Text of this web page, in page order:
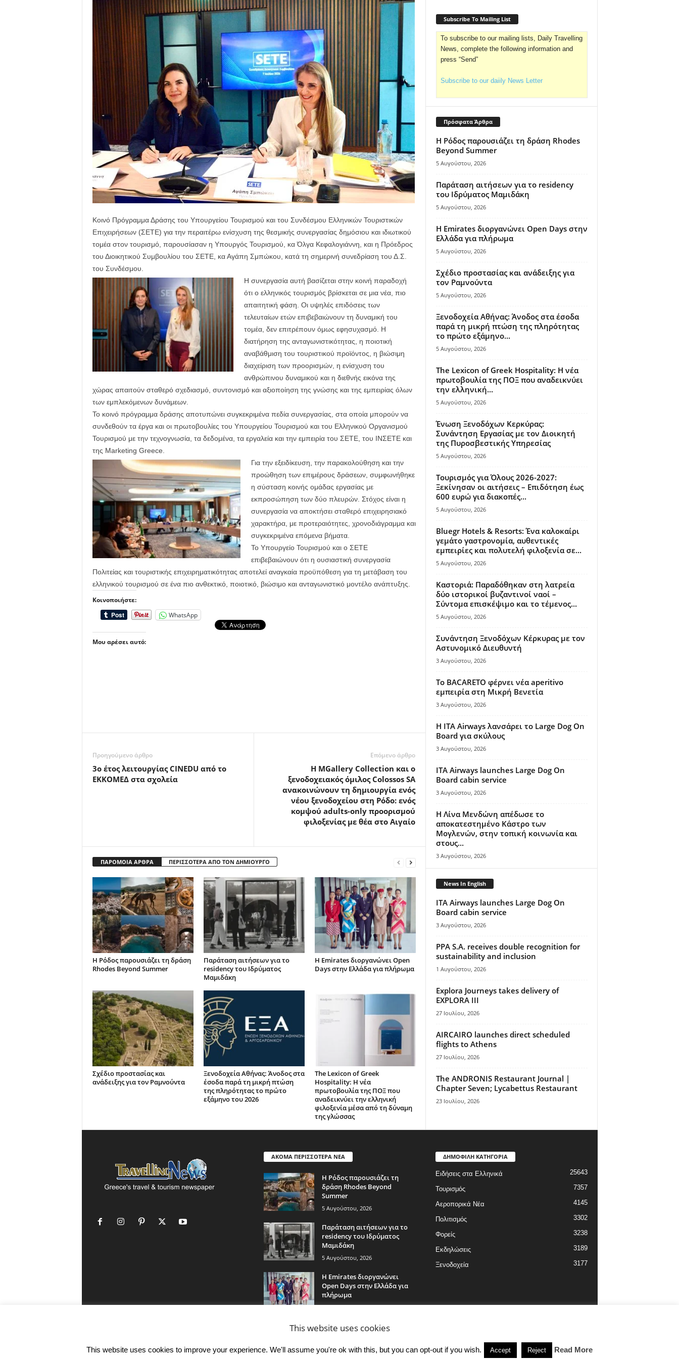
Κοινό Πρόγραμμα Δράσης του Υπουργείου Τουρισμού και του Συνδέσμου Ελληνικών Τουριστικών
Επιχειρήσεων (ΣΕΤΕ) για την περαιτέρω ενίσχυση της θεσμικής συνεργασίας δημόσιου και ιδιωτικού
τομέα στον τουρισμό, παρουσίασαν η Υπουργός Τουρισμού, κα Όλγα Κεφαλογιάννη, και η Πρόεδρος
του Διοικητικού Συμβουλίου του ΣΕΤΕ, κα Αγάπη Σμπώκου, κατά τη σημερινή συνεδρίαση του Δ.Σ.
του Συνδέσμου.
Η συνεργασία αυτή βασίζεται στην κοινή παραδοχή
ότι ο ελληνικός τουρισμός βρίσκεται σε μια νέα, πιο
απαιτητική φάση. Οι υψηλές επιδόσεις των
τελευταίων ετών επιβεβαιώνουν τη δυναμική του
τομέα, δεν επιτρέπουν όμως εφησυχασμό. Η
διατήρηση της ανταγωνιστικότητας, η ποιοτική
αναβάθμιση του τουριστικού προϊόντος, η βιώσιμη
διαχείριση των προορισμών, η ενίσχυση του
ανθρώπινου δυναμικού και η διεθνής εικόνα της
χώρας απαιτούν σταθερό σχεδιασμό, συντονισμό και αξιοποίηση της γνώσης και της εμπειρίας όλων
των εμπλεκόμενων δυνάμεων.
Το κοινό πρόγραμμα δράσης αποτυπώνει συγκεκριμένα πεδία συνεργασίας, στα οποία μπορούν να
συνδεθούν τα έργα και οι πρωτοβουλίες του Υπουργείου Τουρισμού και του Ελληνικού Οργανισμού
Τουρισμού με την τεχνογνωσία, τα δεδομένα, τα εργαλεία και την εμπειρία του ΣΕΤΕ, του ΙΝΣΕΤΕ και
της Marketing Greece.
Για την εξειδίκευση, την παρακολούθηση και την
προώθηση των επιμέρους δράσεων, συμφωνήθηκε
η σύσταση κοινής ομάδας εργασίας με
εκπροσώπηση των δύο πλευρών. Στόχος είναι η
συνεργασία να αποκτήσει σταθερό επιχειρησιακό
χαρακτήρα, με προτεραιότητες, χρονοδιάγραμμα και
συγκεκριμένα επόμενα βήματα.
Το Υπουργείο Τουρισμού και ο ΣΕΤΕ
επιβεβαιώνουν ότι η ουσιαστική συνεργασία
Πολιτείας και τουριστικής επιχειρηματικότητας αποτελεί αναγκαία προϋπόθεση για τη μετάβαση του
ελληνικού τουρισμού σε ένα πιο ανθεκτικό, ποιοτικό, βιώσιμο και ανταγωνιστικό μοντέλο ανάπτυξης.
Κοινοποιήστε:
WhatsApp
Μου αρέσει αυτό:
Προηγούμενο άρθρο
3ο έτος λειτουργίας CINEDU από το
ΕΚΚΟΜΕΔ στα σχολεία
Επόμενο άρθρο
Η MGallery Collection και ο
ξενοδοχειακός όμιλος Colossos SA
ανακοινώνουν τη δημιουργία ενός
νέου ξενοδοχείου στη Ρόδο: ενός
κομψού adults-only προορισμού
φιλοξενίας με θέα στο Αιγαίο
ΠΑΡΟΜΟΙΑ ΑΡΘΡΑ ΠΕΡΙΣΣΟΤΕΡΑ ΑΠΟ ΤΟΝ ΔΗΜΙΟΥΡΓΟ
Η Ρόδος παρουσιάζει τη δράση
Rhodes Beyond Summer
Παράταση αιτήσεων για το
residency του Ιδρύματος
Μαμιδάκη
Η Emirates διοργανώνει Open
Days στην Ελλάδα για πλήρωμα
Σχέδιο προστασίας και
ανάδειξης για τον Ραμνούντα
Ξενοδοχεία Αθήνας: Άνοδος στα
έσοδα παρά τη μικρή πτώση
της πληρότητας το πρώτο
εξάμηνο του 2026
The Lexicon of Greek
Hospitality: Η νέα
πρωτοβουλία της ΠΟΞ που
αναδεικνύει την ελληνική
φιλοξενία μέσα από τη δύναμη
της γλώσσας
Subscribe To Mailing List
To subscribe to our mailing lists, Daily Travelling
News, complete the following information and
press “Send”
Subscribe to our daiily News Letter
Πρόσφατα Άρθρα
Η Ρόδος παρουσιάζει τη δράση Rhodes
Beyond Summer
5 Αυγούστου, 2026
Παράταση αιτήσεων για το residency
του Ιδρύματος Μαμιδάκη
5 Αυγούστου, 2026
Η Emirates διοργανώνει Open Days στην
Ελλάδα για πλήρωμα
5 Αυγούστου, 2026
Σχέδιο προστασίας και ανάδειξης για
τον Ραμνούντα
5 Αυγούστου, 2026
Ξενοδοχεία Αθήνας: Άνοδος στα έσοδα
παρά τη μικρή πτώση της πληρότητας
το πρώτο εξάμηνο...
5 Αυγούστου, 2026
The Lexicon of Greek Hospitality: Η νέα
πρωτοβουλία της ΠΟΞ που αναδεικνύει
την ελληνική...
5 Αυγούστου, 2026
Ένωση Ξενοδόχων Κερκύρας:
Συνάντηση Εργασίας με τον Διοικητή
της Πυροσβεστικής Υπηρεσίας
5 Αυγούστου, 2026
Τουρισμός για Όλους 2026-2027:
Ξεκίνησαν οι αιτήσεις – Επιδότηση έως
600 ευρώ για διακοπές...
5 Αυγούστου, 2026
Bluegr Hotels & Resorts: Ένα καλοκαίρι
γεμάτο γαστρονομία, αυθεντικές
εμπειρίες και πολυτελή φιλοξενία σε...
5 Αυγούστου, 2026
Καστοριά: Παραδόθηκαν στη λατρεία
δύο ιστορικοί βυζαντινοί ναοί –
Σύντομα επισκέψιμο και το τέμενος...
5 Αυγούστου, 2026
Συνάντηση Ξενοδόχων Κέρκυρας με τον
Αστυνομικό Διευθυντή
3 Αυγούστου, 2026
Το BACARETO φέρνει νέα aperitivo
εμπειρία στη Μικρή Βενετία
3 Αυγούστου, 2026
Η ITA Airways λανσάρει το Large Dog On
Board για σκύλους
3 Αυγούστου, 2026
ITA Airways launches Large Dog On
Board cabin service
3 Αυγούστου, 2026
Η Λίνα Μενδώνη απέδωσε το
αποκατεστημένο Κάστρο των
Μογλενών, στην τοπική κοινωνία και
στους...
3 Αυγούστου, 2026
News In English
ITA Airways launches Large Dog On
Board cabin service
3 Αυγούστου, 2026
PPA S.A. receives double recognition for
sustainability and inclusion
1 Αυγούστου, 2026
Explora Journeys takes delivery of
EXPLORA III
27 Ιουλίου, 2026
AIRCAIRO launches direct scheduled
flights to Athens
27 Ιουλίου, 2026
The ANDRONIS Restaurant Journal |
Chapter Seven; Lycabettus Restaurant
23 Ιουλίου, 2026
ΑΚΟΜΑ ΠΕΡΙΣΣΟΤΕΡΑ ΝΕΑ
Η Ρόδος παρουσιάζει τη
δράση Rhodes Beyond
Summer
5 Αυγούστου, 2026
Παράταση αιτήσεων για το
residency του Ιδρύματος
Μαμιδάκη
5 Αυγούστου, 2026
Η Emirates διοργανώνει
Open Days στην Ελλάδα για
πλήρωμα
5 Αυγούστου, 2026
ΔΗΜΟΦΙΛΗ ΚΑΤΗΓΟΡΙΑ
Ειδήσεις στα Ελληνικά 25643
Τουρισμός 7357
Αεροπορικά Νέα 4145
Πολιτισμός 3302
Φορείς 3238
Εκδηλώσεις 3189
Ξενοδοχεία 3177
©
This website uses cookies
This website uses cookies to improve your experience. We'll assume you're ok with this, but you can opt-out if you wish. Accept Reject Read More